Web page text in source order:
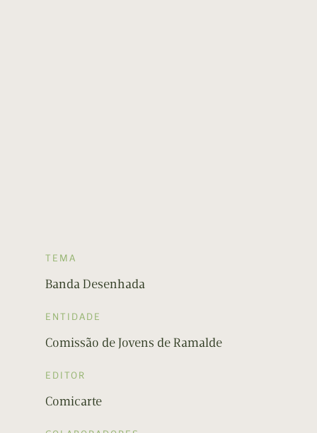
TEMA
Banda Desenhada
ENTIDADE
Comissão de Jovens de Ramalde
EDITOR
Comicarte